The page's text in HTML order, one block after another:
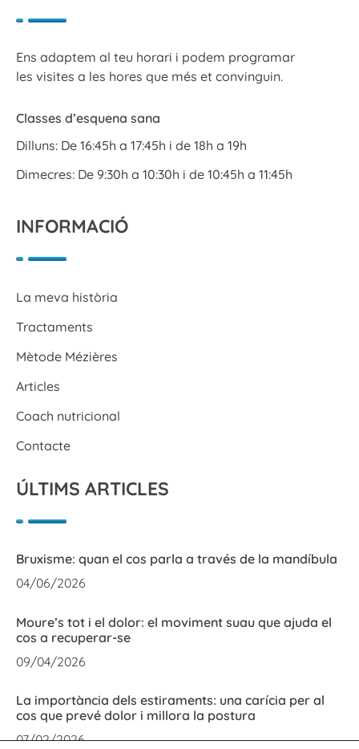
Ens adaptem al teu horari i podem programar
les visites a les hores que més et convinguin.
Classes d’esquena sana
Dilluns: De 16:45h a 17:45h i de 18h a 19h
Dimecres: De 9:30h a 10:30h i de 10:45h a 11:45h
INFORMACIÓ
La meva història
Tractaments
Mètode Mézières
Articles
Coach nutricional
Contacte
ÚLTIMS ARTICLES
Bruxisme: quan el cos parla a través de la mandíbula
04/06/2026
Moure’s tot i el dolor: el moviment suau que ajuda el
cos a recuperar-se
09/04/2026
La importància dels estiraments: una carícia per al
cos que prevé dolor i millora la postura
07/02/2026